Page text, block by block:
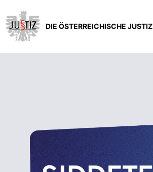
DIE ÖSTERREICHISCHE JUSTIZ